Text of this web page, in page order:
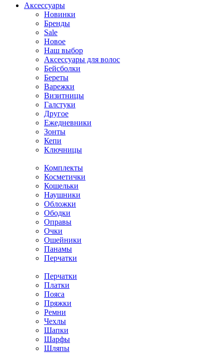
Аксессуары
Новинки
Бренды
Sale
Новое
Наш выбор
Аксессуары для волос
Бейсболки
Береты
Варежки
Визитницы
Галстуки
Другое
Ежедневники
Зонты
Кепи
Ключницы
Комплекты
Косметички
Кошельки
Наушники
Обложки
Ободки
Оправы
Очки
Ошейники
Панамы
Перчатки
Перчатки
Платки
Пояса
Пряжки
Ремни
Чехлы
Шапки
Шарфы
Шляпы